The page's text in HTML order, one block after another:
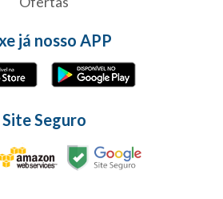
já nosso APP
Site Seguro